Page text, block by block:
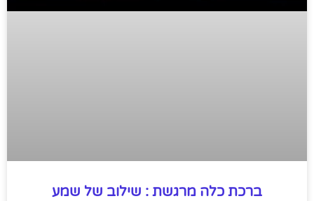
ברכת כלה מרגשת : שילוב של שמע